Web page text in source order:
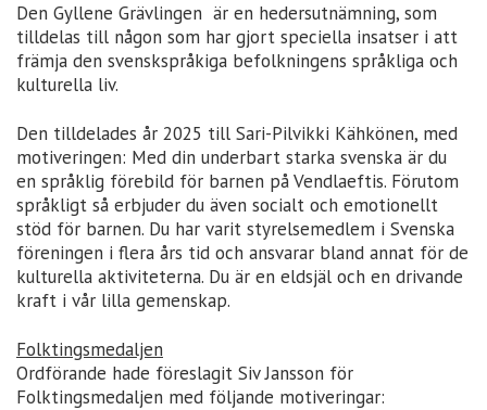
Den Gyllene Grävlingen är en hedersutnämning, som
tilldelas till någon som har gjort speciella insatser i att
främja den svenskspråkiga befolkningens språkliga och
kulturella liv.
Den tilldelades år 2025 till Sari-Pilvikki Kähkönen, med
motiveringen: Med din underbart starka svenska är du
en språklig förebild för barnen på Vendlaeftis. Förutom
språkligt så erbjuder du även socialt och emotionellt
stöd för barnen. Du har varit styrelsemedlem i Svenska
föreningen i flera års tid och ansvarar bland annat för de
kulturella aktiviteterna. Du är en eldsjäl och en drivande
kraft i vår lilla gemenskap.
Folktingsmedaljen
Ordförande hade föreslagit Siv Jansson för
Folktingsmedaljen med följande motiveringar: